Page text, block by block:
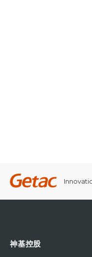
神基控股